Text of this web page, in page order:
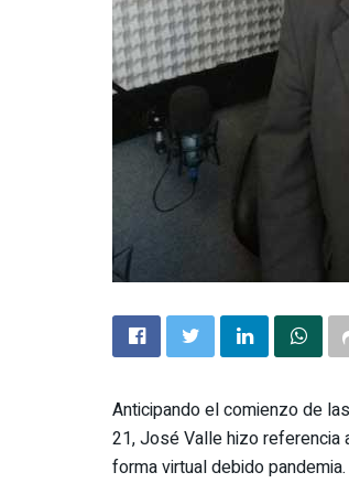
Anticipando el comienzo de
21, José Valle hizo referencia
forma virtual debido pandemia.